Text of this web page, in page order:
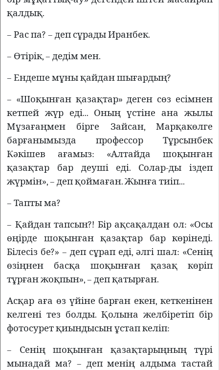
қалдық.
– Рас па? – деп сұрады Иранбек.
– Өтірік, – дедім мен.
– Ендеше мұны қайдан шығардың?
– «Шоқынған қазақтар» деген сөз есімнен
кетпей жүр еді... Оның үстіне ана жылы
Мұзағаңмен бірге Зайсан, Марқакөлге
барғанымызда профессор Тұрсынбек
Кәкішев ағамыз: «Алтайда шоқынған
қазақтар бар деуші еді. Солар-ды іздеп
жүрмін», – деп қоймаған. Жынға тиіп...
– Тапты ма?
– Қайдан тапсын?! Бір ақсақалдан ол: «Осы
өңірде шоқынған қазақтар бар көрінеді.
Білесіз бе?» – деп сұрап еді, әлгі шал: «Сенің
өзіңнен басқа шоқынған қазақ көріп
тұрған жоқпын», – деп қатырған.
Асқар аға өз үйіне барған екен, кеткенінен
келгені тез болды. Қолына желбіретіп бір
фотосурет қиындысын ұстап келіп:
– Сенің шоқынған қазақтарыңның түрі
мынадай ма? – деп менің алдыма тастай